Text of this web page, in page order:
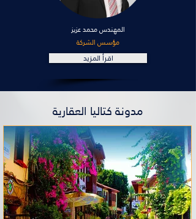
المهندس محمد عزيز
مؤسس الشركة
اقرأ المزيد
مدونة كتاليا العقارية